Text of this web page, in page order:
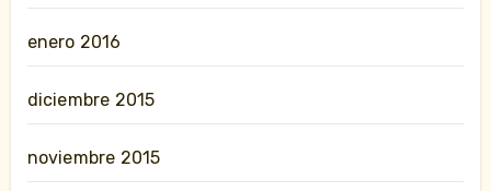
enero 2016
diciembre 2015
noviembre 2015